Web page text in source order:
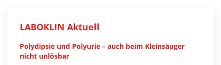
LABOKLIN Aktuell
Polydipsie und Polyurie – auch beim Kleinsäuger
nicht unlösbar